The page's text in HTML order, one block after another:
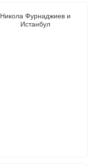
Никола Фурнаджиев и
Истанбул